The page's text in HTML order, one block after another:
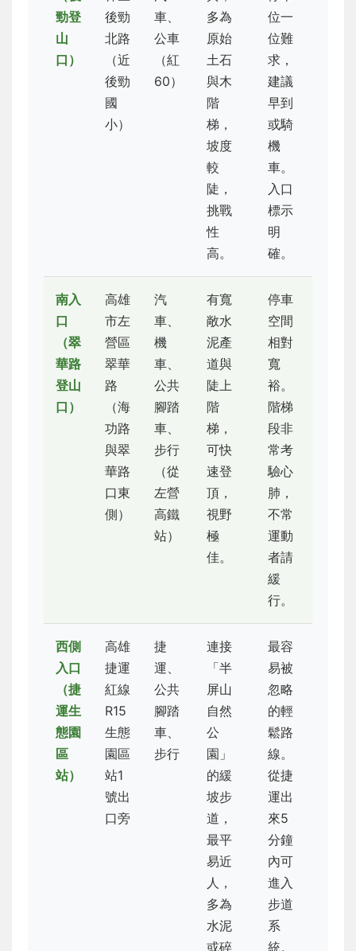
勁登
山
口）
後勁
北路
（近
後勁
國
小）
車、
公車
（紅
60）
多為
原始
土石
與木
階
梯，
坡度
較
陡，
挑戰
性
高。
位一
位難
求，
建議
早到
或騎
機
車。
入口
標示
明
確。
南入
口
（翠
華路
登山
口）
高雄
市左
營區
翠華
路
（海
功路
與翠
華路
口東
側）
汽
車、
機
車、
公共
腳踏
車、
步行
（從
左營
高鐵
站）
有寬
敞水
泥產
道與
陡上
階
梯，
可快
速登
頂，
視野
極
佳。
停車
空間
相對
寬
裕。
階梯
段非
常考
驗心
肺，
不常
運動
者請
緩
行。
西側
入口
（捷
運生
態園
區
站）
高雄
捷運
紅線
R15
生態
園區
站1
號出
口旁
捷
運、
公共
腳踏
車、
步行
連接
「半
屏山
自然
公
園」
的緩
坡步
道，
最平
易近
人，
多為
水泥
或碎
最容
易被
忽略
的輕
鬆路
線。
從捷
運出
來5
分鐘
內可
進入
步道
系
統。